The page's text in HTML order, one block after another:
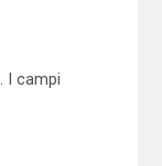
I campi